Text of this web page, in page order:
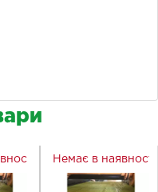
Немає в